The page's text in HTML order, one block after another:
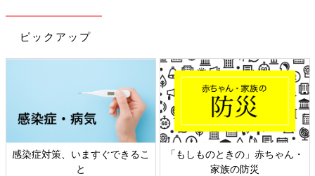
ピックアップ
感染症対策、いますぐできるこ
と
「もしものときの」赤ちゃん・
家族の防災